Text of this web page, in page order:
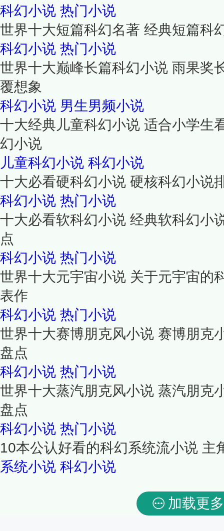
科幻小说 热门小说
世界十大短篇科幻名著 经典短篇科
科幻小说 热门小说
世界十大巅峰长篇科幻小说 雨果奖
覆想象
科幻小说 男生男频小说
十大经典儿童科幻小说 适合小学生
幻小说
儿童科幻小说 科幻小说
十大必看硬科幻小说 硬核科幻小说
科幻小说 热门小说
十大必看软科幻小说 经典软科幻小
点
科幻小说 热门小说
世界十大元宇宙小说 关于元宇宙的
表作
科幻小说 热门小说
世界十大赛博朋克风小说 赛博朋克
盘点
科幻小说 热门小说
世界十大蒸汽朋克风小说 蒸汽朋克
盘点
科幻小说 热门小说
10本公认好看的科幻系统流小说 主
系统小说 科幻小说
加载更多